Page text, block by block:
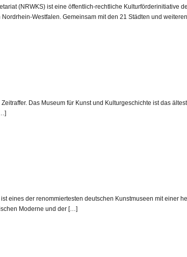
(NRWKS) ist eine öffentlich-rechtliche Kulturförderinitiative
Nordrhein-Westfalen. Gemeinsam mit den 21 Städten und
Das Museum für Kunst und Kulturgeschichte ist das
eines der renommiertesten deutschen Kunstmuseen mit einer
Moderne und der […]